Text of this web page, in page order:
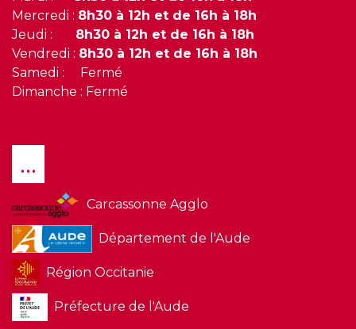
Mercredi : 8h30 à 12h et de 16h à 18h
Jeudi :
8h30 à 12h et de 16h à 18h
Vendredi : 8h30 à 12h et de 16h à 18h
Samedi : Fermé
Dimanche : Fermé
...
Carcassonne Agglo
Département de l'Aude
Région Occitanie
Préfecture de l'Aude